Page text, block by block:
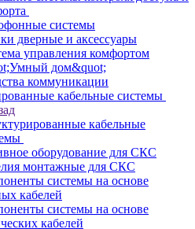
системы
дверные и аксессуары
управления комфортом
дом&quot;
коммуникации
кабельные системы
кабельные
оборудование для СКС
монтажные для СКС
системы на основе
кабелей
системы на основе
кабелей